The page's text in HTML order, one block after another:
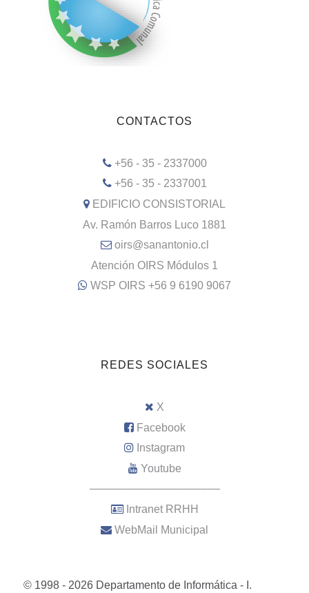
CONTACTOS
+56 - 35 - 2337000
+56 - 35 - 2337001
EDIFICIO CONSISTORIAL
Av. Ramón Barros Luco 1881
oirs@sanantonio.cl
Atención OIRS Módulos 1
WSP OIRS +56 9 6190 9067
REDES SOCIALES
X
Facebook
Instagram
Youtube
–––––––––––––––––––––
Intranet RRHH
WebMail Municipal
© 1998 - 2026 Departamento de Informática - I.